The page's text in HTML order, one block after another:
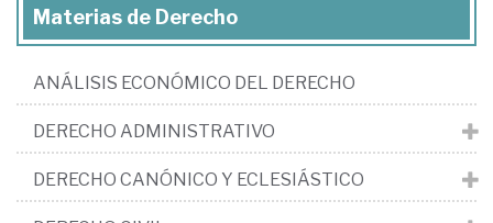
Materias de Derecho
ANÁLISIS ECONÓMICO DEL DERECHO
DERECHO ADMINISTRATIVO
DERECHO CANÓNICO Y ECLESIÁSTICO